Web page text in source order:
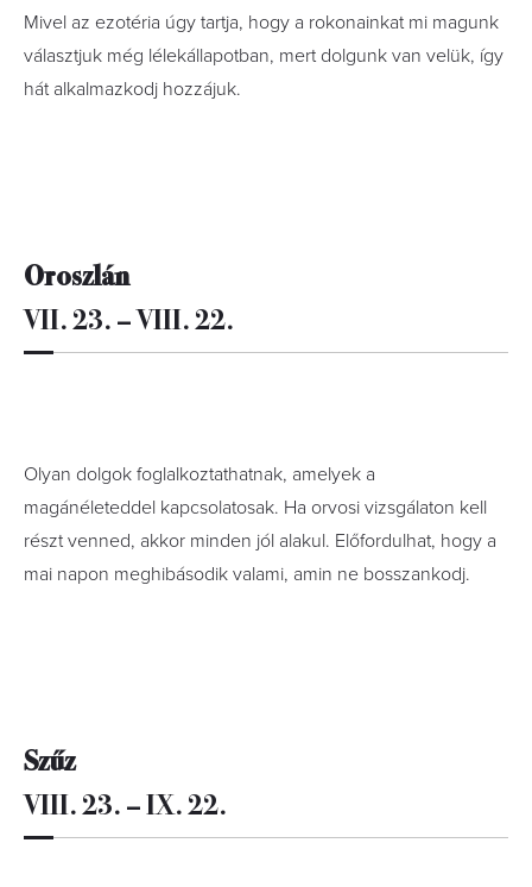
Mivel az ezotéria úgy tartja, hogy a rokonainkat mi magunk
választjuk még lélekállapotban, mert dolgunk van velük, így
hát alkalmazkodj hozzájuk.
Oroszlán
VII. 23. – VIII. 22.
Olyan dolgok foglalkoztathatnak, amelyek a
magánéleteddel kapcsolatosak. Ha orvosi vizsgálaton kell
részt venned, akkor minden jól alakul. Előfordulhat, hogy a
mai napon meghibásodik valami, amin ne bosszankodj.
Szűz
VIII. 23. – IX. 22.